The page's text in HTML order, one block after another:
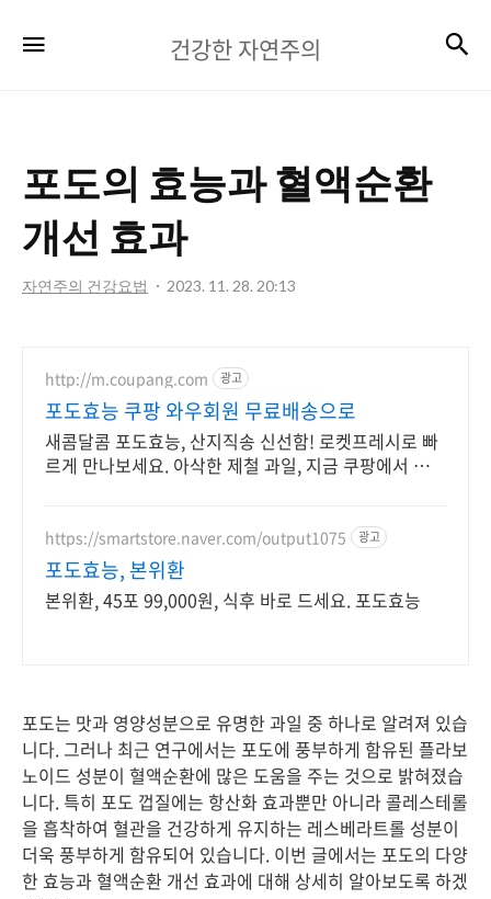
강
연
건강한 자연주의
포도의 효능과 혈액순환
개선 효과
자연주의 건강요법 2023. 11. 28. 20:13
http://m.coupang.com 광고
포도효능 쿠팡 와우회원 무료배송으로
새콤달콤 포도효능, 산지직송 신선함! 로켓프레시로 빠
르게 만나보세요. 아삭한 제철 과일, 지금 쿠팡에서 당도
https://smartstore.naver.com/output1075 광고
포도효능, 본위환
본위환, 45포 99,000원, 식후 바로 드세요. 포도효능
포도는 맛과 영양성분으로 유명한 과일 중 하나로 알려져 있습
니다. 그러나 최근 연구에서는 포도에 풍부하게 함유된 플라보
노이드 성분이 혈액순환에 많은 도움을 주는 것으로 밝혀졌습
니다. 특히 포도 껍질에는 항산화 효과뿐만 아니라 콜레스테롤
을 흡착하여 혈관을 건강하게 유지하는 레스베라트롤 성분이
더욱 풍부하게 함유되어 있습니다. 이번 글에서는 포도의 다양
한 효능과 혈액순환 개선 효과에 대해 상세히 알아보도록 하겠